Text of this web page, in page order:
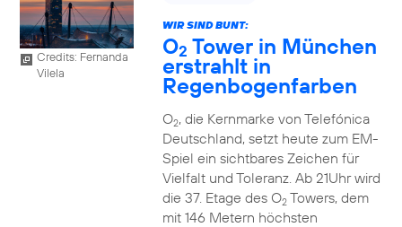
Credits: Fernanda
Vilela
WIR SIND BUNT:
O2 Tower in München
erstrahlt in
Regenbogenfarben
O2, die Kernmarke von Telefónica
Deutschland, setzt heute zum EM-
Spiel ein sichtbares Zeichen für
Vielfalt und Toleranz. Ab 21Uhr wird
die 37. Etage des O2Towers, dem
mit 146 Metern höchsten